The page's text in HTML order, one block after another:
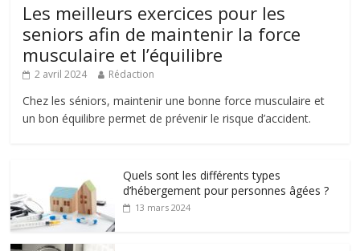
Les meilleurs exercices pour les
seniors afin de maintenir la force
musculaire et l’équilibre
2 avril 2024 Rédaction
Chez les séniors, maintenir une bonne force musculaire et
un bon équilibre permet de prévenir le risque d’accident.
Quels sont les différents types
d’hébergement pour personnes âgées ?
13 mars 2024